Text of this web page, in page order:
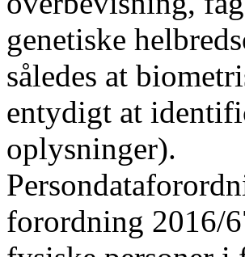
genetiske
således at
entydigt at
oplysninger).
forordning 2016/